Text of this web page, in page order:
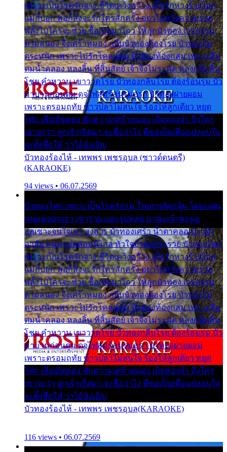
เพราะเป็นโรครักจาง ชีวิตเคว้งคว้าง เมื่อรักห่างร้างไกล
แม่ก็บอก พ่อก็สั่งจะรักใครสักครั้ง อย่าไปหวังความรวย
พลั้งไปใครจะช่วย ซื้อเปลมาไกว ให้ลูกบัวทอง เวรกรรม
ตามสนอง จึงเศร้าหมอง กลีบบัวทองต้องโรย บัวทองไม่
ตระหนัก เพราะไม่รักโคลนตม บัวทองท้องกลม เพราะลืม
ตมน้ำคลอง หลงลิ้น ที่สิ้นสัตย์ เจ้าจึงไม่ระมัด หลงกลิ่นลิ้น
โชย คำหวาน เขาวาดโรย บัวทองกลีบโรย ต้องร้อนรุม บัว
มาบานก่อนตูม ดุจไฟสุมร้อนรุมอุรา บัวทองผ่ายผอม
เพราะตรอมฤทัย ข้าวปลาไม่สนใจ ร้องไห้ลูกเดียว หยุด
โศก เสียเถิดทอง พักความเศร้าหมอง เถิดทองจ๋า ถึงใคร
เขาจะว่า ลูกเจ้าเกิดมา จะชื่อว่าไง พี่ขอเป็นเพื่อนปลอบใจ
จะตั้งชื่อให้ ว่าไอ้บังเอิญ
บัวทองร้องไห้ - เทพพร เพชรอุบล (ซาวด์ดนตรี)
(KARAOKE)
94 views • 06.07.2569
บัวทองโศก เพราะเป็นโรครักรุม ในอกกลัดกลุ้ม โดนแฟน
หนุ่มหลอกเอา เขารวย และรูปหล่อ มาพะเน้าพะนอ
ออเซาะจนใจเบา สงสาร บัวทองเศร้า น้ำตาคลอเบ้า เฝ้า
อาลัย หนุ่มรูปหล่อหนีไกล หัวใจบัวทองระรวย บัวทองโศก
เพราะเป็นโรครักจาง ชีวิตเคว้งคว้าง เมื่อรักห่างร้างไกล
แม่ก็บอก พ่อก็สั่งจะรักใครสักครั้ง อย่าไปหวังความรวย
พลั้งไปใครจะช่วย ซื้อเปลมาไกว ให้ลูกบัวทอง เวรกรรม
ตามสนอง จึงเศร้าหมอง กลีบบัวทองต้องโรย บัวทองไม่
ตระหนัก เพราะไม่รักโคลนตม บัวทองท้องกลม เพราะลืม
ตมน้ำคลอง หลงลิ้น ที่สิ้นสัตย์ เจ้าจึงไม่ระมัด หลงกลิ่นลิ้น
โชย คำหวาน เขาวาดโรย บัวทองกลีบโรย ต้องร้อนรุม บัว
มาบานก่อนตูม ดุจไฟสุมร้อนรุมอุรา บัวทองผ่ายผอม
เพราะตรอมฤทัย ข้าวปลาไม่สนใจ ร้องไห้ลูกเดียว หยุด
โศก เสียเถิดทอง พักความเศร้าหมอง เถิดทองจ๋า ถึงใคร
เขาจะว่า ลูกเจ้าเกิดมา จะชื่อว่าไง พี่ขอเป็นเพื่อนปลอบใจ
จะตั้งชื่อให้ ว่าไอ้บังเอิญ
บัวทองร้องไห้ - เทพพร เพชรอุบล(KARAOKE)
116 views • 06.07.2569